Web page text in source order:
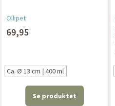
Ollipet
69,95
Ca. Ø 13 cm | 400 ml
Se produktet